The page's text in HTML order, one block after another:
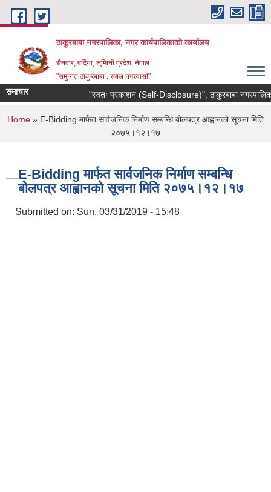
Skip to main content
ठाकुरबाबा नगरपालिका, नगर कार्यपालिकाकाे कार्यालय
सैनवार, बर्दिया, लुम्बिनी प्रदेश, नेपाल
"समुन्‍नत ठाकुरबाबा : सबल नगरवासी"
समाचार "स्वतः प्रकाशन (Self-Disclosure)", ठाकुरबाबा
You are here
Home » E-Bidding मार्फत सार्वजनिक निर्माण सम्बन्धि बोलपत्र आह्वानको सूचना मिति
२०७५।१२।१७
E-Bidding मार्फत सार्वजनिक निर्माण सम्बन्धि
बोलपत्र आह्वानको सूचना मिति २०७५।१२।१७
Submitted on: Sun, 03/31/2019 - 15:48